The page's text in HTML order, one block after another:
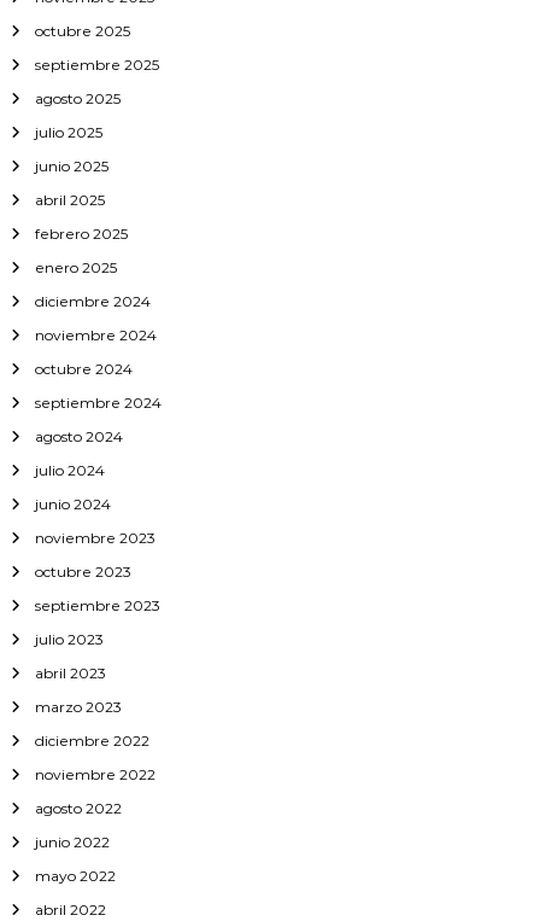
octubre 2025
septiembre 2025
agosto 2025
julio 2025
junio 2025
abril 2025
febrero 2025
enero 2025
diciembre 2024
noviembre 2024
octubre 2024
septiembre 2024
agosto 2024
julio 2024
junio 2024
noviembre 2023
octubre 2023
septiembre 2023
julio 2023
abril 2023
marzo 2023
diciembre 2022
noviembre 2022
agosto 2022
junio 2022
mayo 2022
abril 2022